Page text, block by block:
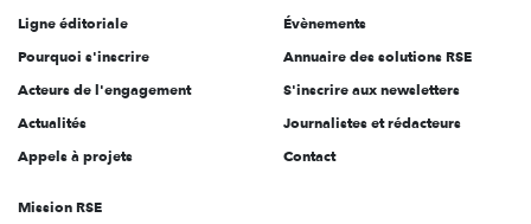
Ligne éditoriale
Pourquoi s'inscrire
Acteurs de l'engagement
Actualités
Appels à projets
Évènements
Annuaire des solutions RSE
S'inscrire aux newsletters
Journalistes et rédacteurs
Contact
Mission RSE